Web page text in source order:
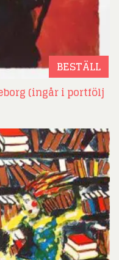
BESTÄLL
(ingår i portfölj